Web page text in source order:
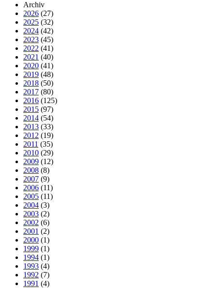
Archiv
2026 (27)
2025 (32)
2024 (42)
2023 (45)
2022 (41)
2021 (40)
2020 (41)
2019 (48)
2018 (50)
2017 (80)
2016 (125)
2015 (97)
2014 (54)
2013 (33)
2012 (19)
2011 (35)
2010 (29)
2009 (12)
2008 (8)
2007 (9)
2006 (11)
2005 (11)
2004 (3)
2003 (2)
2002 (6)
2001 (2)
2000 (1)
1999 (1)
1994 (1)
1993 (4)
1992 (7)
1991 (4)